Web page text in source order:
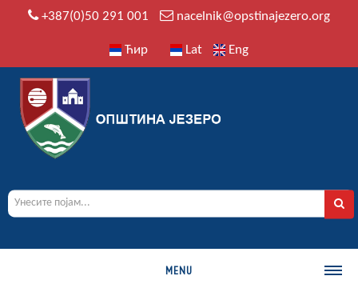
+387(0)50 291 001 nacelnik@opstinajezero.org
Ћир Lat Eng
MENU